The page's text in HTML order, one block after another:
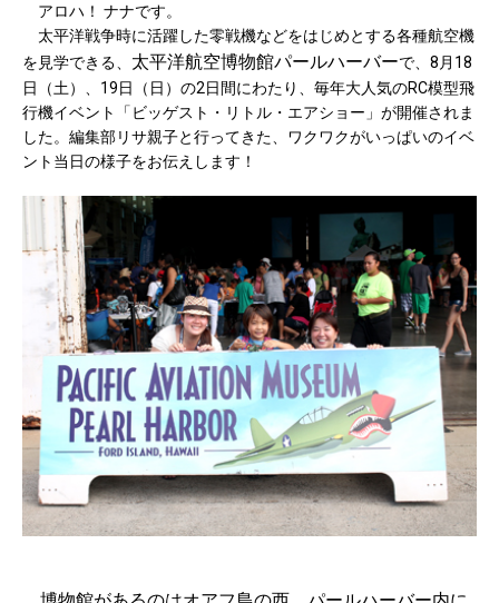
アロハ！ ナナです。
太平洋戦争時に活躍した零戦機などをはじめとする各種航空機
を見学できる、 太平洋航空博物館パールハーバーで、8月18
日（土）、19日（日）の2日間にわたり、毎年大人気のRC模型飛
行機イベント「ビッゲスト・リトル・エアショー」が開催されま
した。編集部リサ親子と行ってきた、ワクワクがいっぱいのイベ
ント当日の様子をお伝えします！